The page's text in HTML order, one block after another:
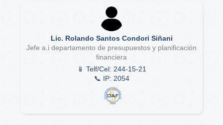
Lic. Rolando Santos Condori Siñani
Jefe a.i departamento de presupuestos y planificación
financiera
📱 Telf/Cel: 244-15-21
📞 IP: 2054